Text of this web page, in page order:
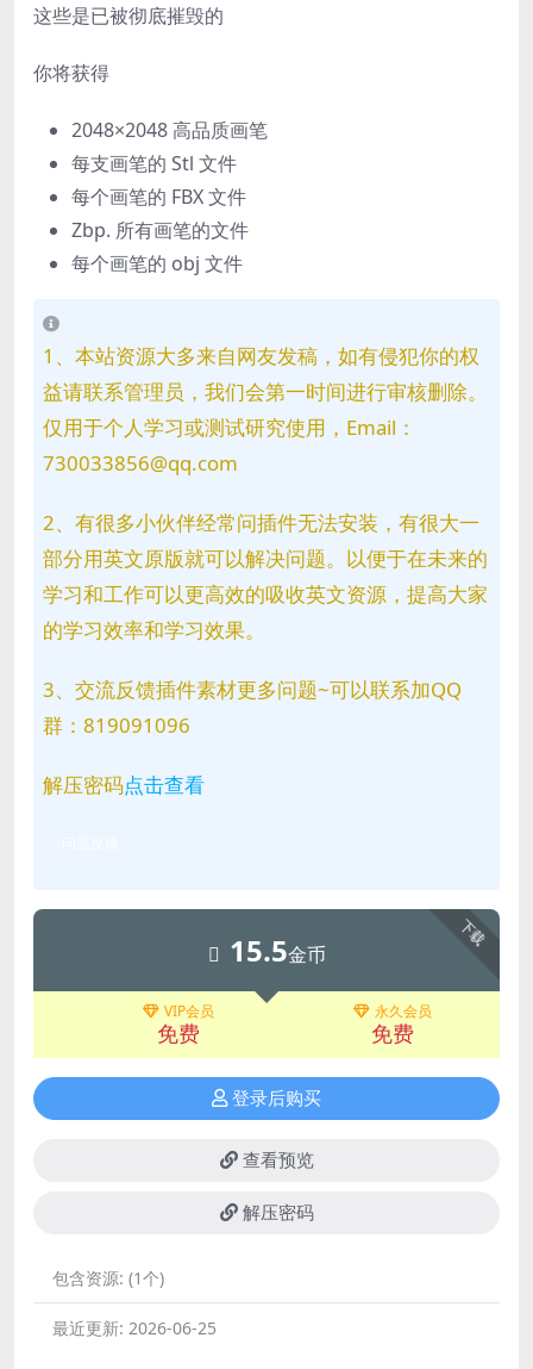
这些是已被彻底摧毁的
你将获得
2048×2048 高品质画笔
每支画笔的 Stl 文件
每个画笔的 FBX 文件
Zbp. 所有画笔的文件
每个画笔的 obj 文件
1、本站资源大多来自网友发稿，如有侵犯你的权
益请联系管理员，我们会第一时间进行审核删除。
仅用于个人学习或测试研究使用，Email：
730033856@qq.com
2、有很多小伙伴经常问插件无法安装，有很大一
部分用英文原版就可以解决问题。以便于在未来的
学习和工作可以更高效的吸收英文资源，提高大家
的学习效率和学习效果。
3、交流反馈插件素材更多问题~可以联系加QQ
群：819091096
解压密码点击查看
下载
15.5金币
VIP会员
免费
永久会员
免费
登录后购买
查看预览
解压密码
包含资源: (1个)
最近更新: 2026-06-25